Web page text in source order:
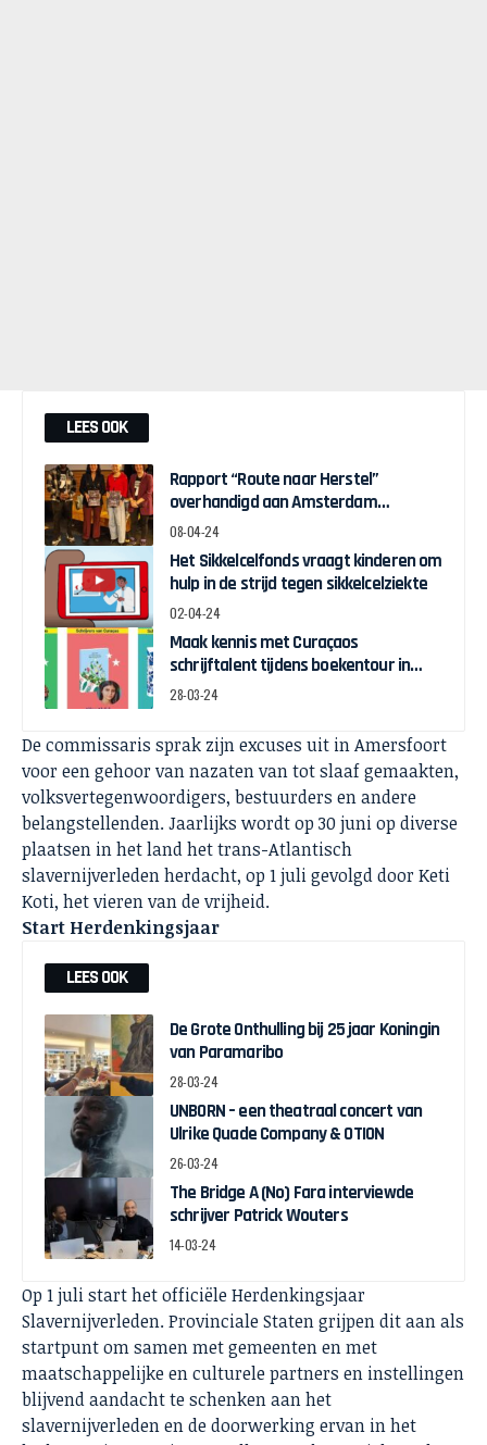
LEES OOK
Rapport “Route naar Herstel”
overhandigd aan Amsterdam
Wethouder Touria Meliani
08-04-24
Het Sikkelcelfonds vraagt kinderen om
hulp in de strijd tegen sikkelcelziekte
02-04-24
Maak kennis met Curaçaos
schrijftalent tijdens boekentour in
april
28-03-24
De commissaris sprak zijn excuses uit in Amersfoort
voor een gehoor van nazaten van tot slaaf gemaakten,
volksvertegenwoordigers, bestuurders en andere
belangstellenden. Jaarlijks wordt op 30 juni op diverse
plaatsen in het land het trans-Atlantisch
slavernijverleden herdacht, op 1 juli gevolgd door Keti
Koti, het vieren van de vrijheid.
Start Herdenkingsjaar
LEES OOK
De Grote Onthulling bij 25 jaar Koningin
van Paramaribo
28-03-24
UNBORN – een theatraal concert van
Ulrike Quade Company & OTION
26-03-24
The Bridge A (No) Fara interviewde
schrijver Patrick Wouters
14-03-24
Op 1 juli start het officiële Herdenkingsjaar
Slavernijverleden. Provinciale Staten grijpen dit aan als
startpunt om samen met gemeenten en met
maatschappelijke en culturele partners en instellingen
blijvend aandacht te schenken aan het
slavernijverleden en de doorwerking ervan in het